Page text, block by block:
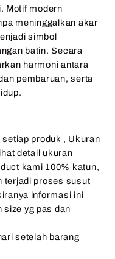
Motif modern
meninggalkan akar
simbol
batin. Secara
harmoni antara
pembaruan, serta
produk , Ukuran
detail ukuran
kami 100% katun,
terjadi proses susut
informasi ini
size yg pas dan
setelah barang